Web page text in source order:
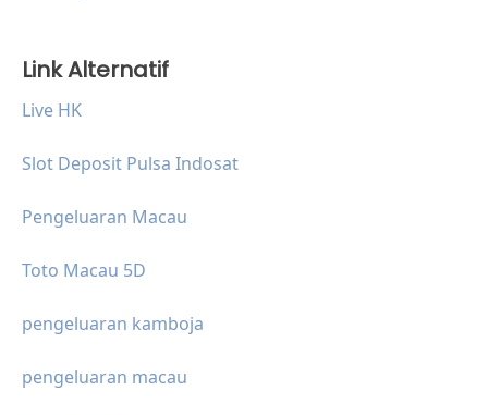
Link Alternatif
Live HK
Slot Deposit Pulsa Indosat
Pengeluaran Macau
Toto Macau 5D
pengeluaran kamboja
pengeluaran macau